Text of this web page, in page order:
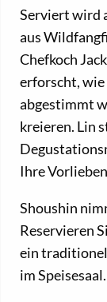
Serviert wird
aus
Chefkoch
erforscht,
abgestimmt
kreieren. Lin
Ihre
Shoushin
Reservieren
ein
im Speisesaal.